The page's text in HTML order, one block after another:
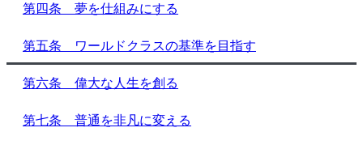
第四条 夢を仕組みにする
第五条 ワールドクラスの基準を目指す
第六条 偉大な人生を創る
第七条 普通を非凡に変える